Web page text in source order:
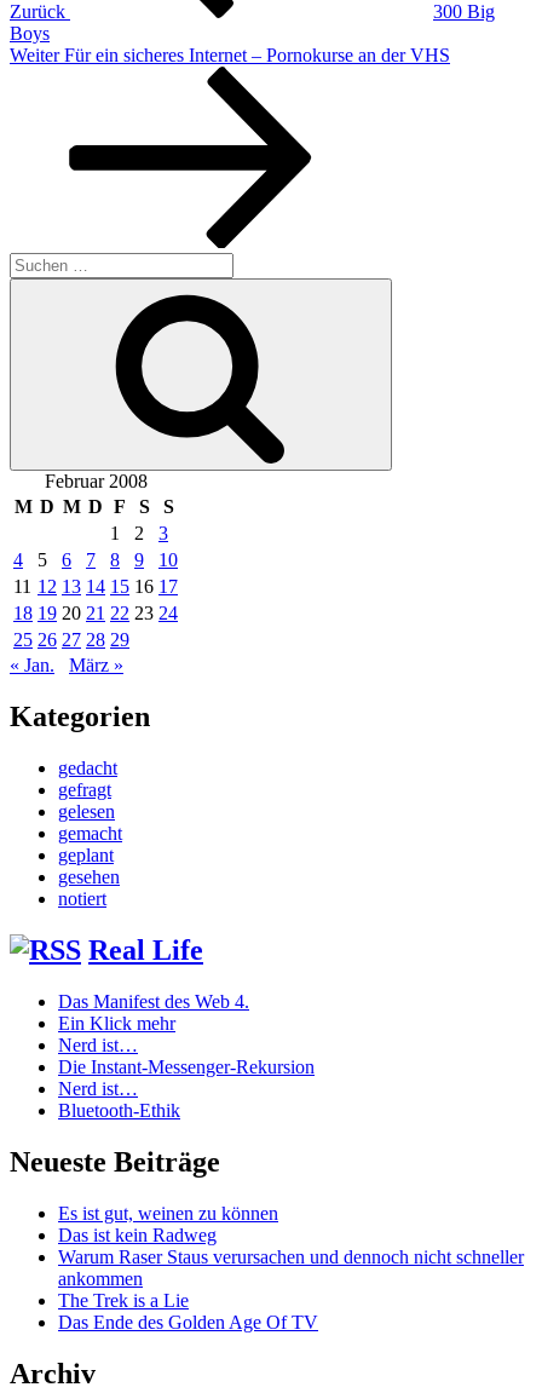
Zurück
300 Big
Boys
Nächster
Weiter Für ein sicheres Internet – Pornokurse an der VHS
Suchen
nach:
Februar 2008
M D M D F S
S
1
2
3
4
5 6 7 8 9
10
11 12 13 14 15 16 17
18 19 20 21 22 23 24
25 26 27 28 29
« Jan.
März »
Kategorien
gedacht
gefragt
gelesen
gemacht
geplant
gesehen
notiert
Real Life
Das Manifest des Web 4.
Ein Klick mehr
Nerd ist…
Die Instant-Messenger-Rekursion
Nerd ist…
Bluetooth-Ethik
Neueste Beiträge
Es ist gut, weinen zu können
Das ist kein Radweg
Warum Raser Staus verursachen und dennoch nicht schneller
ankommen
The Trek is a Lie
Das Ende des Golden Age Of TV
Archiv